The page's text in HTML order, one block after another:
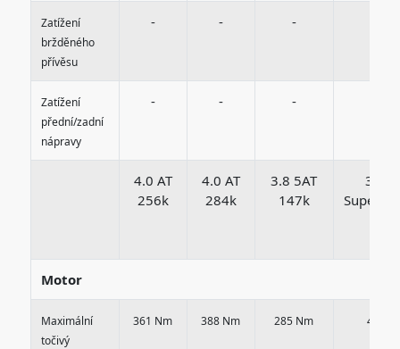
Zatížení
bržděného
přívěsu
- - -
Zatížení
přední/zadní
nápravy
- - -
4.0 AT
256k
4.0 AT
284k
3.8 5AT
147k
3.8
Motor
Maximální
točivý
361 Nm 388 Nm 285 Nm 447